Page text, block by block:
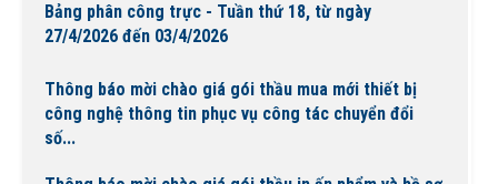
Bảng phân công trực - Tuần thứ 18, từ ngày
27/4/2026 đến 03/4/2026
Thông báo mời chào giá gói thầu mua mới thiết bị
công nghệ thông tin phục vụ công tác chuyển đổi
số...